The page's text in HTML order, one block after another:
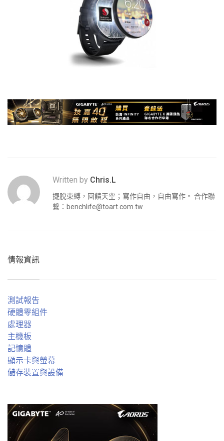
Written by Chris.L
擺脫束縛，回饋天空；寫作自由，自由寫作。 合作聯
繫： benchlife@toart.com.tw
情報資訊
測試報告
硬體零組件
處理器
主機板
記憶體
顯示卡與螢幕
儲存裝置與設備